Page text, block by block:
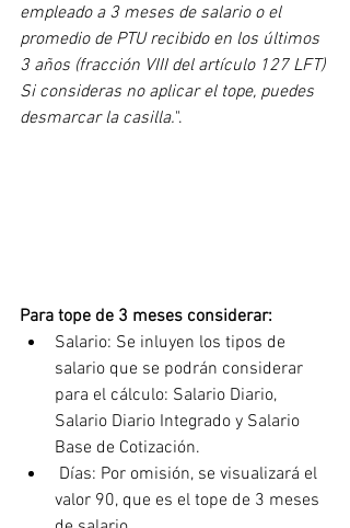
empleado a 3 meses de salario o el
promedio de PTU recibido en los últimos
3 años (fracción VIII del artículo 127 LFT)
Si consideras no aplicar el tope, puedes
desmarcar la casilla.".
Para tope de 3 meses considerar:
Salario: Se inluyen los tipos de
salario que se podrán considerar
para el cálculo: Salario Diario,
Salario Diario Integrado y Salario
Base de Cotización.
valor 90, que es el tope de 3 meses